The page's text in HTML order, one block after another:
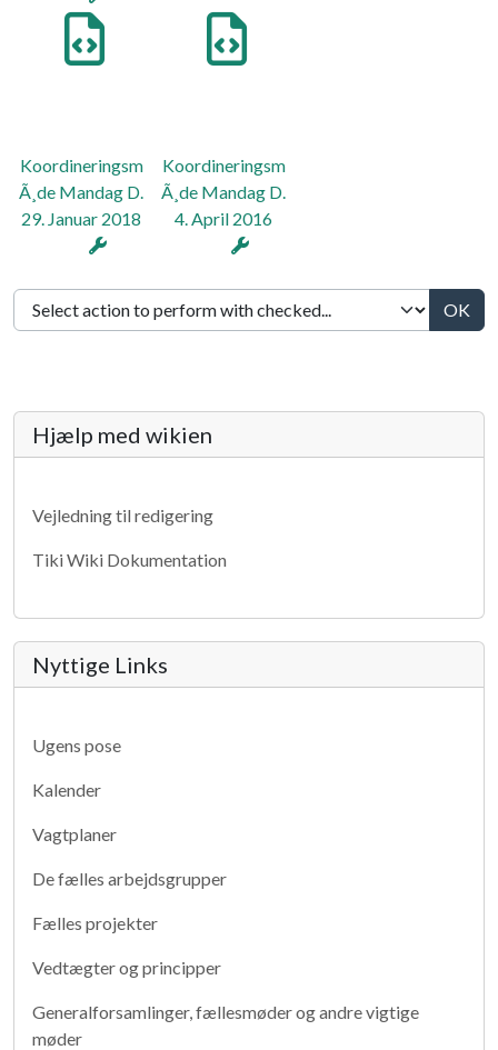
Koordineringsm
Ã¸de Mandag D.
29. Januar 2018
Koordineringsm
Ã¸de Mandag D.
4. April 2016
OK
More content and functionality
Hjælp med wikien
Vejledning til redigering
Tiki Wiki Dokumentation
Nyttige Links
Ugens pose
Kalender
Vagtplaner
De fælles arbejdsgrupper
Fælles projekter
Vedtægter og principper
Generalforsamlinger, fællesmøder og andre vigtige
møder